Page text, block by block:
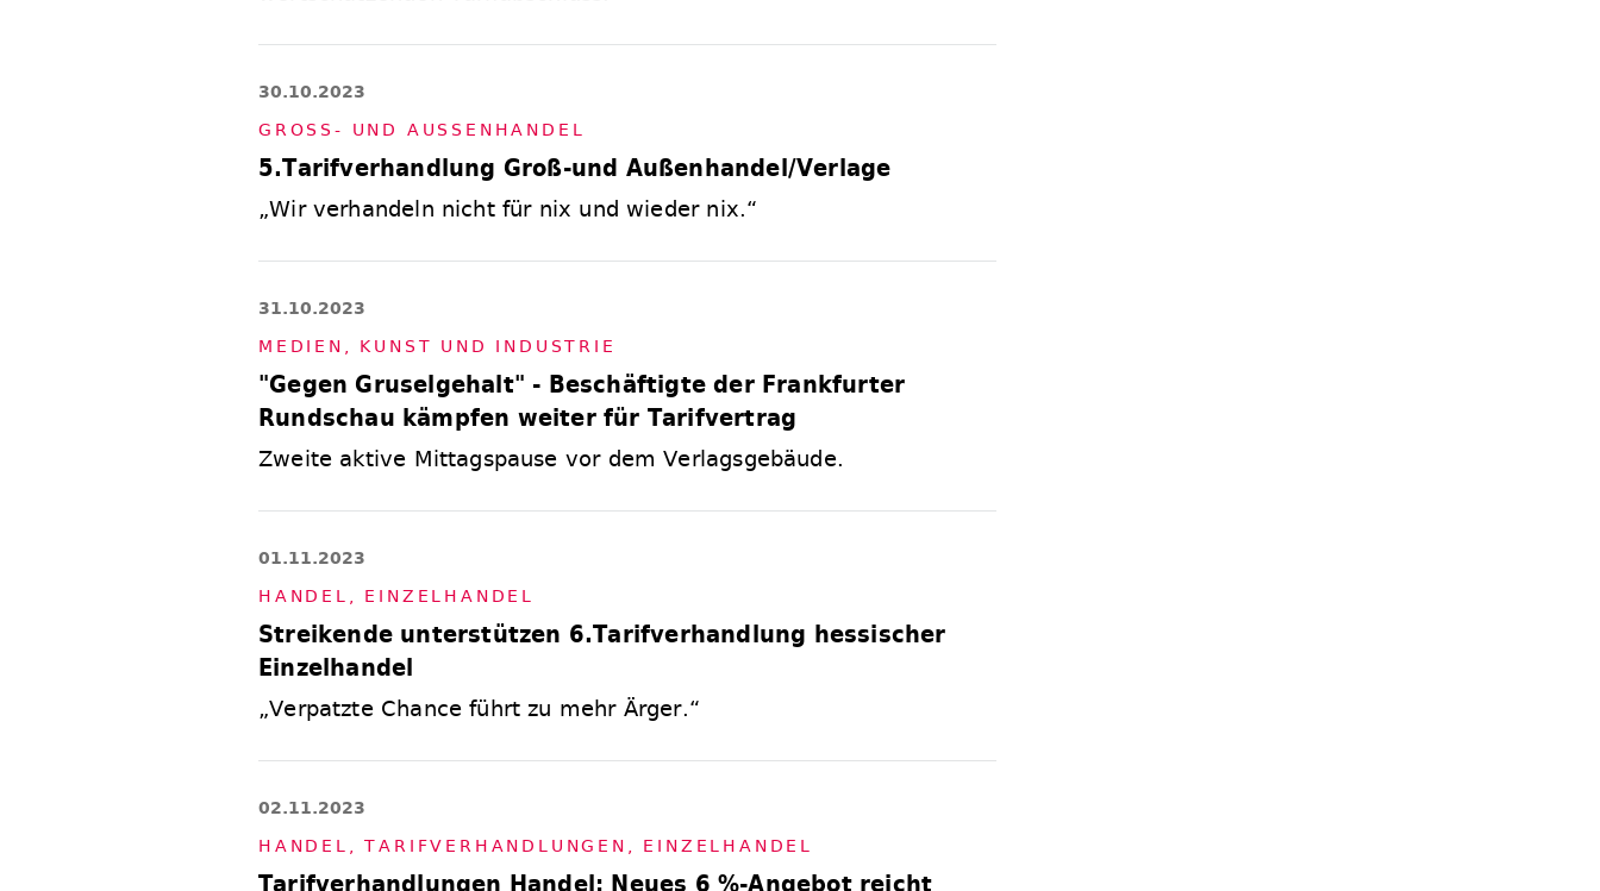
30.10.2023
GROSS- UND AU­SSEN­HAN­DEL
5.Tarifverhandlung Groß-und Außenhandel/Verlage
„Wir verhandeln nicht für nix und wieder nix.“
31.10.2023
ME­DIEN, KUNST UND IN­DUS­TRIE
"Gegen Gruselgehalt" - Beschäftigte der Frankfurter
Rundschau kämpfen weiter für Tarifvertrag
Zweite aktive Mittagspause vor dem Verlagsgebäude.
01.11.2023
HAN­DEL
EIN­ZEL­HAN­DEL
Streikende unterstützen 6.Tarifverhandlung hessischer
Einzelhandel
„Verpatzte Chance führt zu mehr Ärger.“
02.11.2023
HAN­DEL
,TA­RIF­VER­HAND­LUN­GEN EIN­ZEL­HAN­DEL
Tarifverhandlungen Handel: Neues 6 %-Angebot reicht